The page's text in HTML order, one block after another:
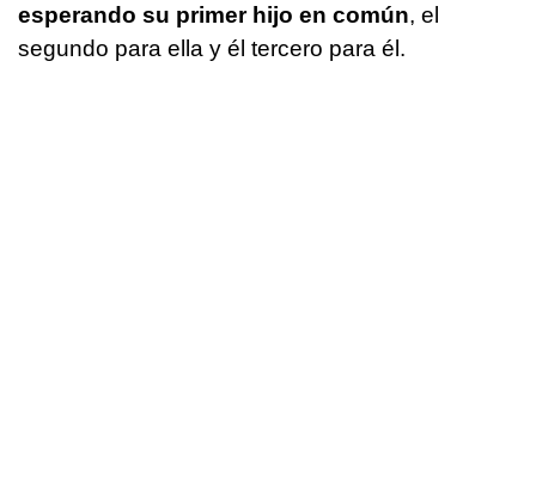
esperando su primer hijo en común, el
segundo para ella y él tercero para él.